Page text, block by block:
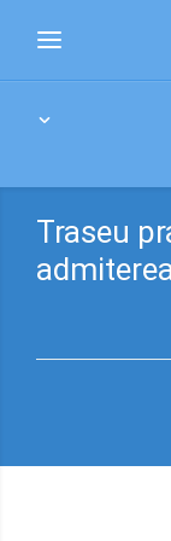
Toggle
navigation
Traseu